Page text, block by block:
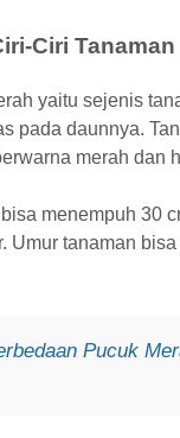
Ciri
yaitu sejenis
pada daunnya.
merah dan
menempuh 30
Umur tanaman
Pucuk